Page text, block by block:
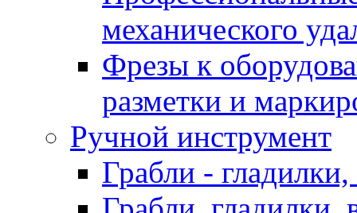
механического
Фрезы к
разметки и
Ручной инструмент
Грабли -